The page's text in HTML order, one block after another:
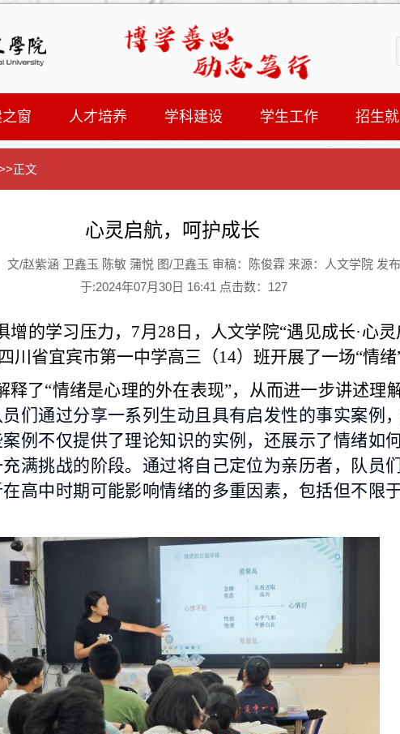
窗 人才培养 学科建设 学生工作 招生
正文
心灵启航，呵护成长
/赵紫涵 卫鑫玉 陈敏 蒲悦 图/卫鑫玉 审稿：陈俊霖 来源：人文学院 发布
于:2024年07月30日 16:41 点击数： 127
的学习压力， 7月28日，人文学院“遇见成长·心
川省宜宾市第一中学高三（14）班开展了一场“情绪
释了“情绪是心理的外在表现”，从而进一步讲述理
员们通过分享一系列生动且具有启发性的事实案例
例不仅提供了理论知识的实例，还展示了情绪如
满挑战的阶段。通过将自己定位为亲历者，队员
高中时期可能影响情绪的多重因素，包括但不限